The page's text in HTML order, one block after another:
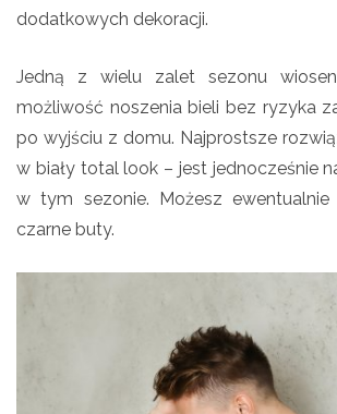
dodatkowych dekoracji.
Jedną z wielu zalet sezonu
możliwość noszenia bieli bez ryzyka
po wyjściu z domu. Najprostsze
w biały total look – jest jednocześnie
w tym sezonie. Możesz
czarne buty.